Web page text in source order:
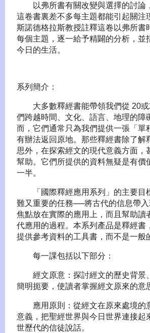
以弗所書有關改變與選擇的討論
這卷書裏差不多每主題都能引起關注
斯諾德格拉斯教授註釋這卷以弗所書
每個主題，逐一給予精闢的分析，並
今日的生活。
系列簡介：
大多數釋經書能帶領我們從 20或
們跨越時間、文化、語言、地理的障
而，它們通常只為我們提供一張「單
有辦法返回原地。那些釋經書除了解
思外，在探索經文的現代意義方面，
幫助。它們所提供的資料無疑是有價
一半。
「國際釋經應用系列」的主要目
難又重要的任務──將古代的信息帶
焦點放在實際的應用上，而且幫助讀
代應用的過程。本系列產品是釋經書
提供參考資料的工具書，而不是一般
每一課包括以下部分：
經文原意：探討經文的歷史背景
簡明扼要，使讀者掌握經文原來的意
應用原則：從經文在原來處境的
意義，把聖經世界與今日世界連接起
世歷代的信徒說話。